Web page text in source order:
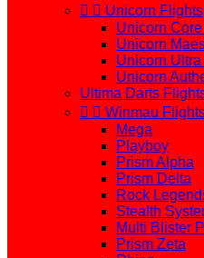
  Unicorn Flights
Unicorn
Unicorn
Unicorn
Unicorn
Ultima Darts
  Winmau
Mega
Playboy
Prism Alpha
Prism Delta
Rock
Stealth
Multi Blister
Prism Zeta